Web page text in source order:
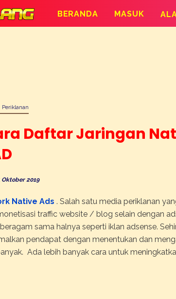
BERANDA MASUK
Periklanan
Daftar Jaringan
Oktober 2019
Native Ads . Salah satu media periklanan
traffic website / blog selain dengan
sama halnya seperti iklan adsense.
pendapat dengan menentukan dan
Ada lebih banyak cara untuk